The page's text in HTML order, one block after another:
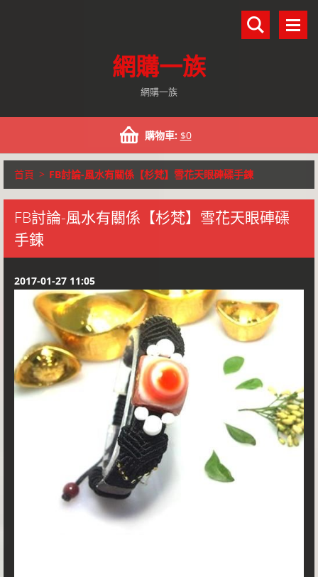
網購一族
網購一族
購物車: $0
首頁 > FB討論-風水有關係【杉梵】雪花天眼硨磲手鍊
FB討論-風水有關係【杉梵】雪花天眼硨磲
手鍊
2017-01-27 11:05